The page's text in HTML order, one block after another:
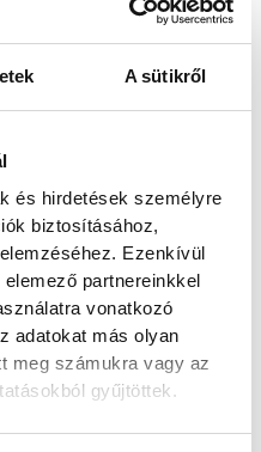
A sütikről
és hirdetések személyre
biztosításához,
Ezenkívül
partnereinkkel
vonatkozó
adatokat más olyan
meg számukra vagy az
gyűjtöttek.
az ország 10
tettek előre e cél
elhangzott a
vagy akár saját
a jobboldali
tagjai.
jelen lesznek,
valamint
majd.